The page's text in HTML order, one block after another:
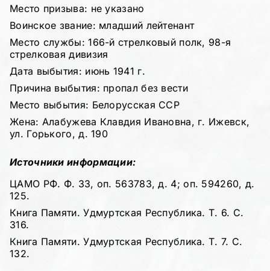
Место призыва: не указано
Воинское звание: младший лейтенант
Место службы: 166-й стрелковый полк, 98-я
стрелковая дивизия
Дата выбытия: июнь 1941 г.
Причина выбытия: пропал без вести
Место выбытия: Белорусская ССР
Жена: Алабужева Клавдия Ивановна, г. Ижевск,
ул. Горького, д. 190
Источники информации:
ЦАМО РФ. Ф. 33, оп. 563783, д. 4; оп. 594260, д.
125.
Книга Памяти. Удмуртская Республика. Т. 6. С.
316.
Книга Памяти. Удмуртская Республика. Т. 7. С.
132.